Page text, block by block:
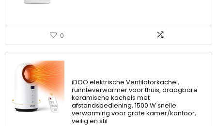
0
iDOO elektrische Ventilatorkachel,
ruimteverwarmer voor thuis, draagbare
keramische kachels met
afstandsbediening, 1500 W snelle
verwarming voor grote kamer/kantoor,
veilig en stil